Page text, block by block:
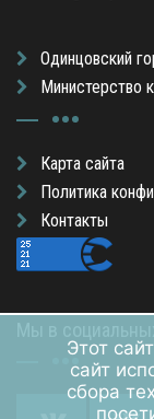
Одинцовский
Министерство
Карта сайта
Политика
Контакты
Этот
сайт
сбора